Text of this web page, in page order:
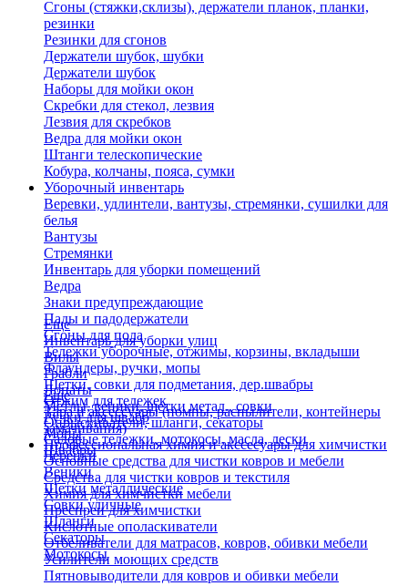
Сгоны (стяжки,склизы), держатели планок, планки,
резинки
Резинки для сгонов
Держатели шубок, шубки
Держатели шубок
Наборы для мойки окон
Скребки для стекол, лезвия
Лезвия для скребков
Ведра для мойки окон
Штанги телескопические
Кобура, колчаны, пояса, сумки
Уборочный инвентарь
Веревки, удлинтели, вантузы, стремянки, сушилки для
белья
Вантузы
Стремянки
Инвентарь для уборки помещений
Ведра
Знаки предупреждающие
Пады и падодержатели
Сгоны для пола
Тележки уборочные, отжимы, корзины, вкладыши
Флаундеры, ручки, мопы
Щетки, совки для подметания, дер.швабры
Отжим для тележек
Ручки для швабр
Мопы
Швабры
Еще
Инвентарь для уборки улиц
Вилы
Грабли
Лопаты
Метлы, веники, щетки метал., совки
Опрыскиватели, шланги, секаторы
Садовые тележки, мотокосы, масла, лески
Черенки
Веники
Щетки металлические
Совки уличные
Шланги
Секаторы
Мотокосы
Еще
Тара и аксессуары (помпы, распылители, контейнеры
замачивания)
Профессиональная химия и акссесуары для химчистки
Основные средства для чистки ковров и мебели
Средства для чистки ковров и текстиля
Химия для химчистки мебели
Преспреи для химчистки
Кислотные ополаскиватели
Отбеливатели для матрасов, ковров, обивки мебели
Усилители моющих средств
Пятновыводители для ковров и обивки мебели